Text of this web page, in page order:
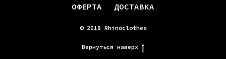
ОФЕРТА
ДОСТАВКА
© 2018 Rhinoclothes
Вернуться наверх